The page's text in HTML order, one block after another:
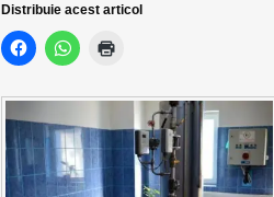
Distribuie acest articol